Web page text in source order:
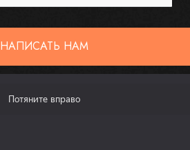
НАПИСАТЬ НАМ